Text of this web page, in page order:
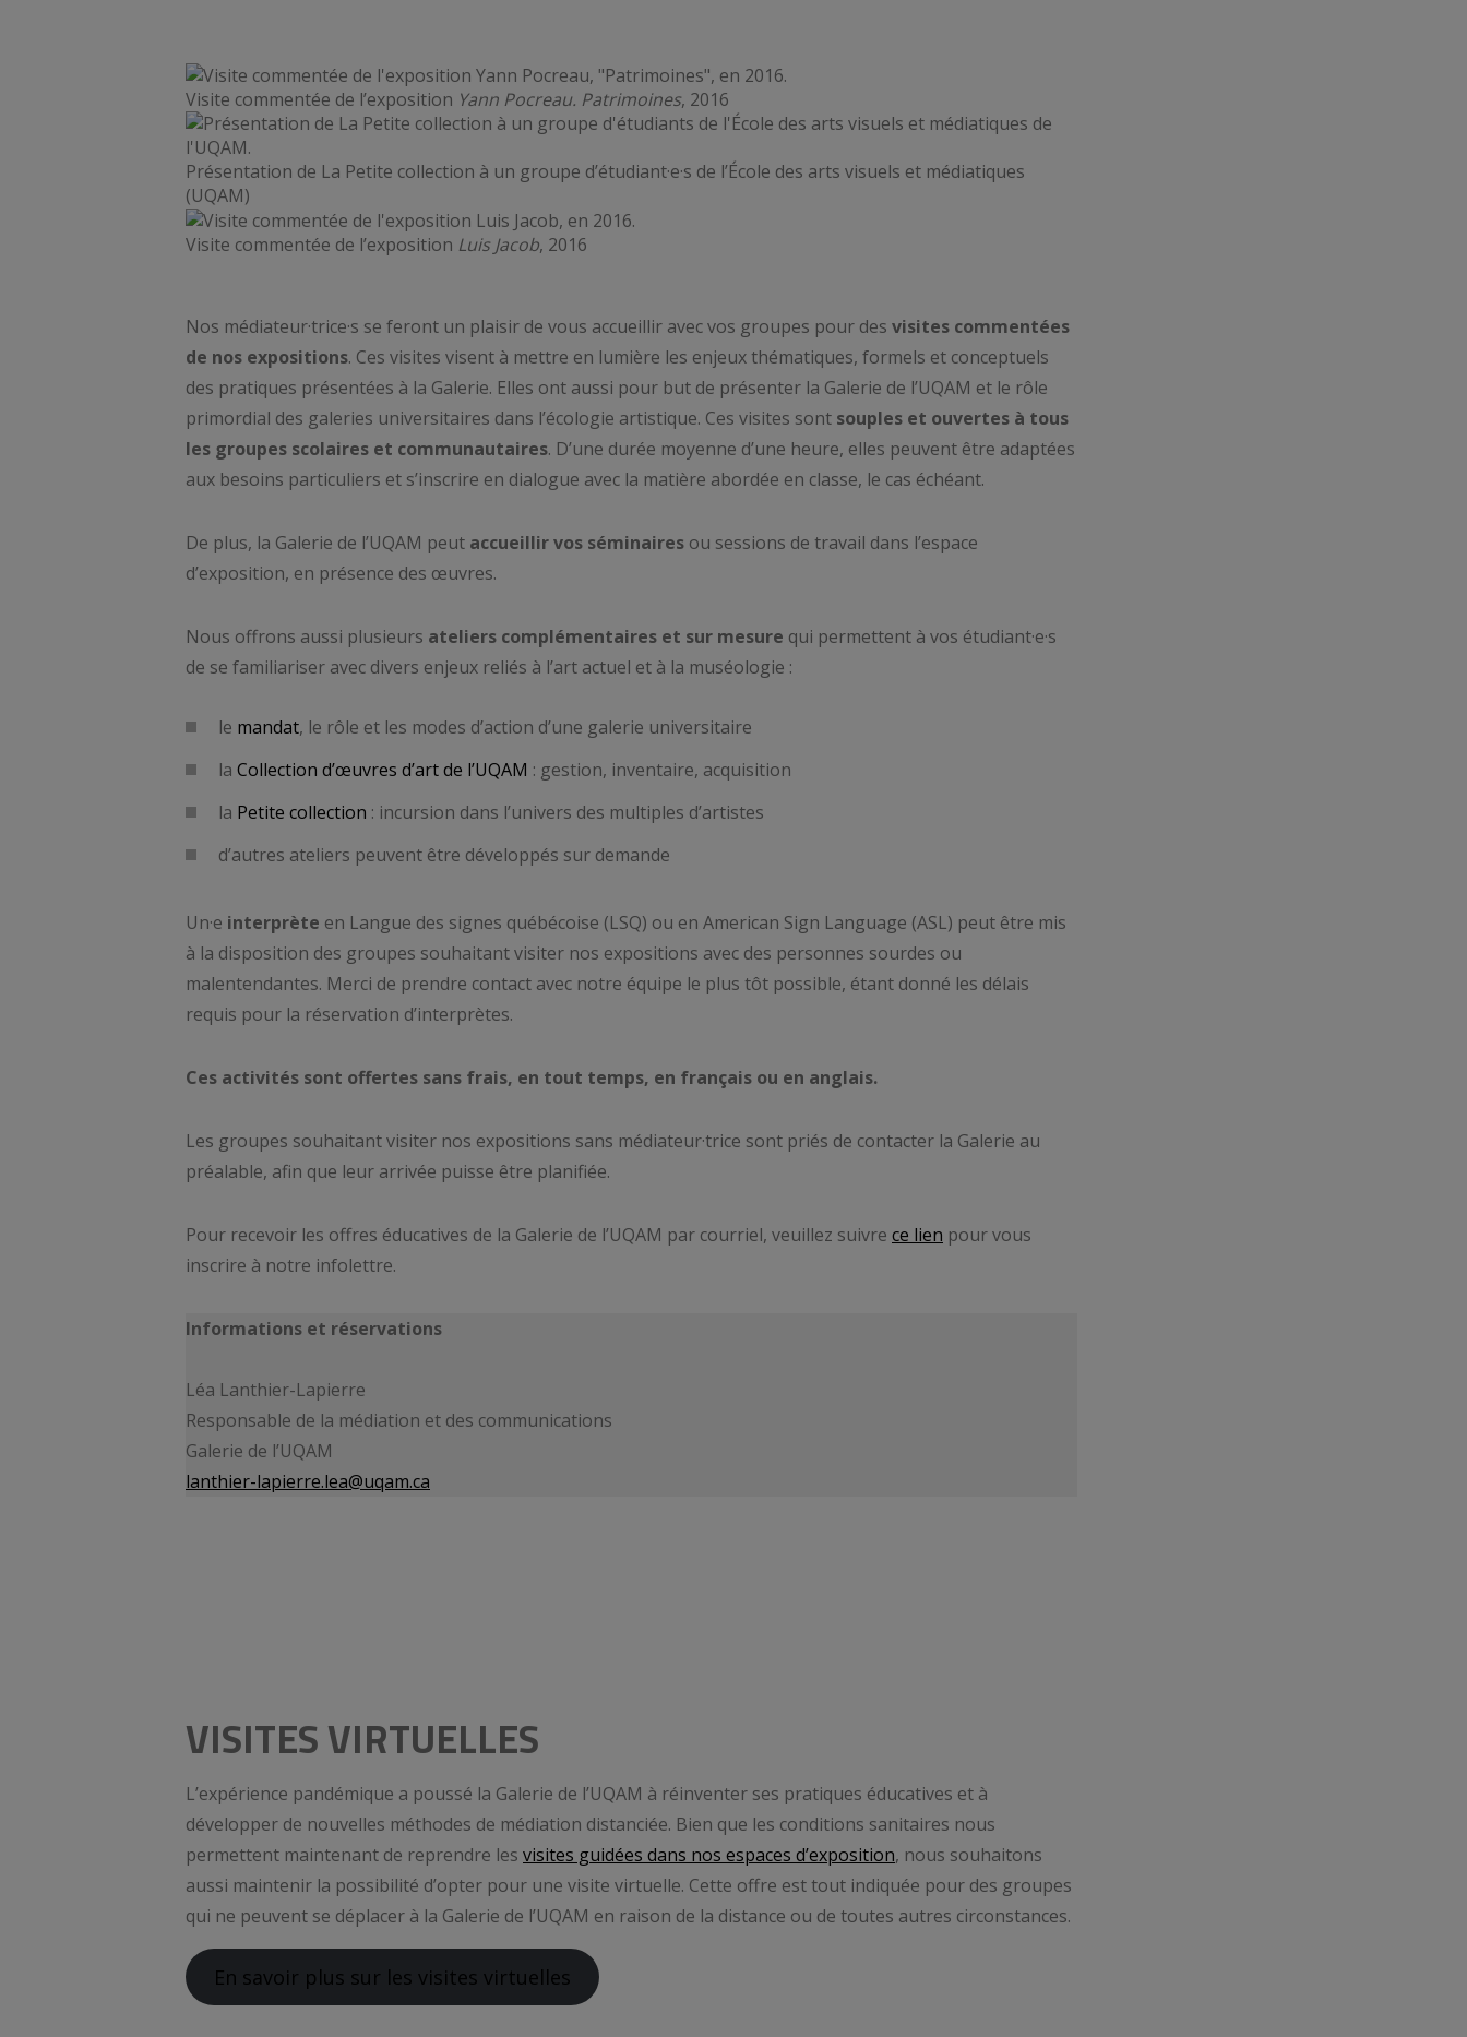
Visite commentée de l’exposition Yann Pocreau. Patrimoines, 2016
Présentation de La Petite collection à un groupe d’étudiant·e·s de l’École des arts visuels et médiatiques
(UQAM)
Visite commentée de l’exposition Luis Jacob, 2016
Nos médiateur·trice·s se feront un plaisir de vous accueillir avec vos groupes pour des visites commentées
de nos expositions. Ces visites visent à mettre en lumière les enjeux thématiques, formels et conceptuels
des pratiques présentées à la Galerie. Elles ont aussi pour but de présenter la Galerie de l’UQAM et le rôle
primordial des galeries universitaires dans l’écologie artistique. Ces visites sont souples et ouvertes à tous
les groupes scolaires et communautaires. D’une durée moyenne d’une heure, elles peuvent être adaptées
aux besoins particuliers et s’inscrire en dialogue avec la matière abordée en classe, le cas échéant.
De plus, la Galerie de l’UQAM peut accueillir vos séminaires ou sessions de travail dans l’espace
d’exposition, en présence des œuvres.
Nous offrons aussi plusieurs ateliers complémentaires et sur mesure qui permettent à vos étudiant·e·s
de se familiariser avec divers enjeux reliés à l’art actuel et à la muséologie :
le mandat, le rôle et les modes d’action d’une galerie universitaire
la Collection d’œuvres d’art de l’UQAM : gestion, inventaire, acquisition
la Petite collection : incursion dans l’univers des multiples d’artistes
d’autres ateliers peuvent être développés sur demande
Un·e interprète en Langue des signes québécoise (LSQ) ou en American Sign Language (ASL) peut être mis
à la disposition des groupes souhaitant visiter nos expositions avec des personnes sourdes ou
malentendantes. Merci de prendre contact avec notre équipe le plus tôt possible, étant donné les délais
requis pour la réservation d’interprètes.
Ces activités sont offertes sans frais, en tout temps, en français ou en anglais.
Les groupes souhaitant visiter nos expositions sans médiateur·trice sont priés de contacter la Galerie au
préalable, afin que leur arrivée puisse être planifiée.
Pour recevoir les offres éducatives de la Galerie de l’UQAM par courriel, veuillez suivre ce lien pour vous
inscrire à notre infolettre.
Informations et réservations
Léa Lanthier-Lapierre
Responsable de la médiation et des communications
Galerie de l’UQAM
lanthier-lapierre.lea@uqam.ca
VISITES VIRTUELLES
L’expérience pandémique a poussé la Galerie de l’UQAM à réinventer ses pratiques éducatives et à
développer de nouvelles méthodes de médiation distanciée. Bien que les conditions sanitaires nous
permettent maintenant de reprendre les visites guidées dans nos espaces d’exposition, nous souhaitons
aussi maintenir la possibilité d’opter pour une visite virtuelle. Cette offre est tout indiquée pour des groupes
qui ne peuvent se déplacer à la Galerie de l’UQAM en raison de la distance ou de toutes autres circonstances.
En savoir plus sur les visites virtuelles